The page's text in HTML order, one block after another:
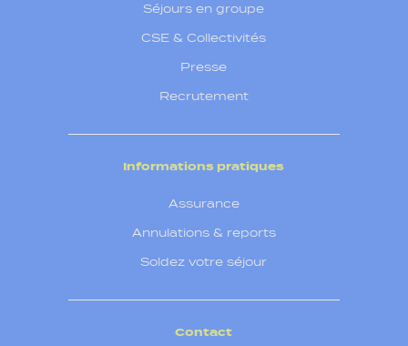
Séjours en groupe
CSE & Collectivités
Presse
Recrutement
Informations pratiques
Assurance
Annulations & reports
Soldez votre séjour
Contact